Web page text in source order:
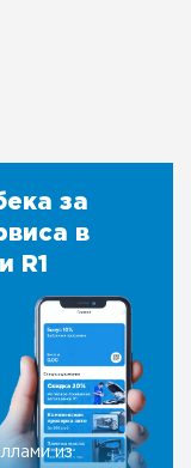
в
R1
из